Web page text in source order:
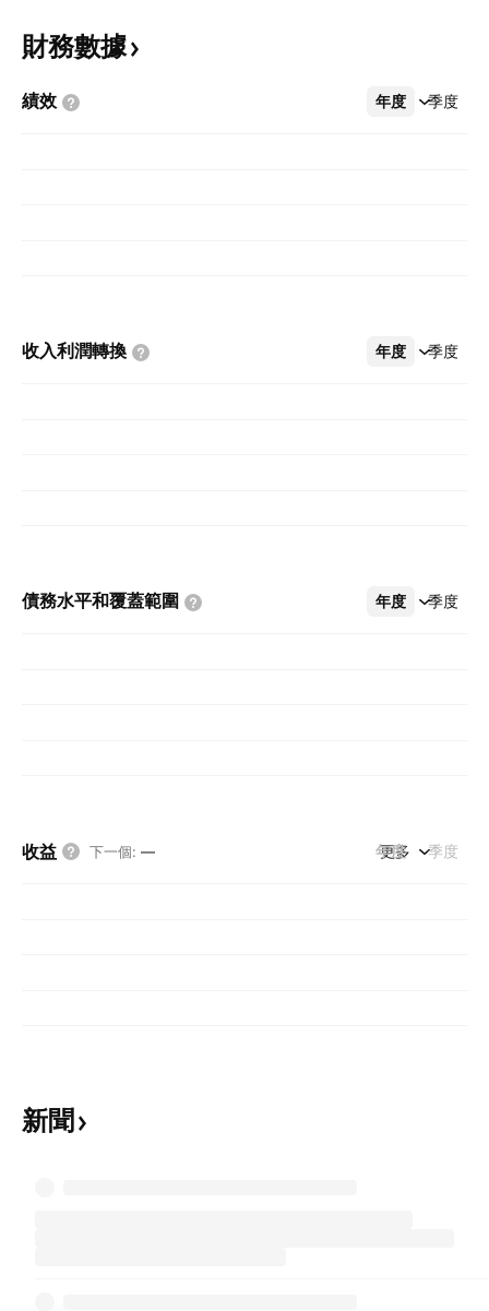
財務數據
績效 年度 季度
更多
收入利潤轉換 年度 季度
更多
債務水平和覆蓋範圍 年度 季度
更多
收益 下一個: — 年度 季度
更多
新聞